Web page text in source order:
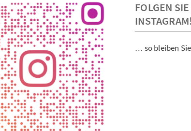
FOLGEN
INSTAGRAM!
… so bleiben